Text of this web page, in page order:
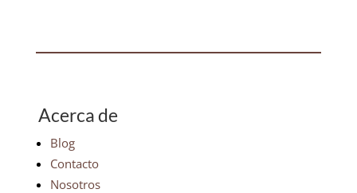
Acerca de
Blog
Contacto
Nosotros